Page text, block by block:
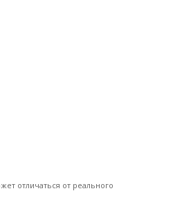
отличаться от реального